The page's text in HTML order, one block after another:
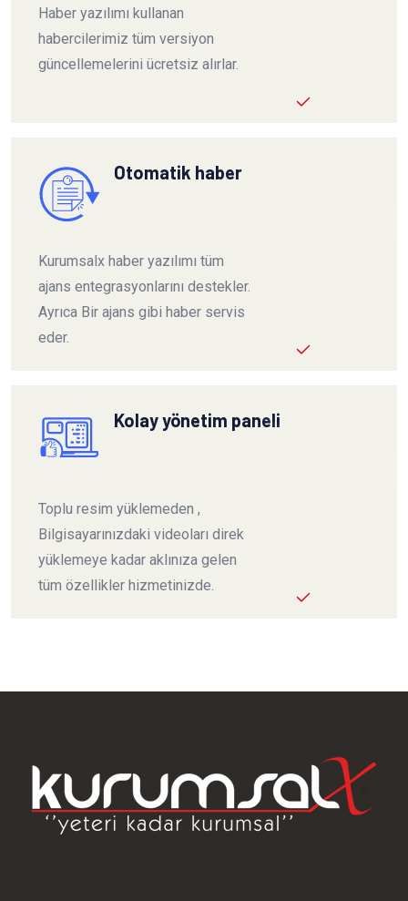
Haber yazılımı kullanan
habercilerimiz tüm versiyon
güncellemelerini ücretsiz alırlar.
Otomatik haber
Kurumsalx haber yazılımı tüm
ajans entegrasyonlarını destekler.
Ayrıca Bir ajans gibi haber servis
eder.
Kolay yönetim paneli
Toplu resim yüklemeden ,
Bilgisayarınızdaki videoları direk
yüklemeye kadar aklınıza gelen
tüm özellikler hizmetinizde.